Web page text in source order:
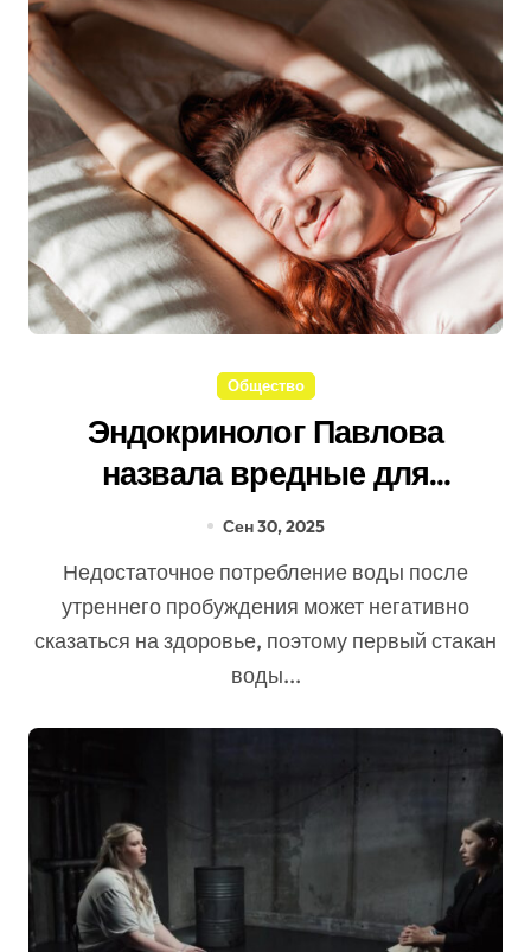
Общество
Эндокринолог Павлова
назвала вредные для
здоровья ошибки после
пробуждения
Сен 30, 2025
Недостаточное потребление воды после
утреннего пробуждения может негативно
сказаться на здоровье, поэтому первый стакан
воды...